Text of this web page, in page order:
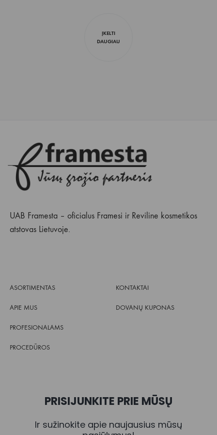
ĮKELTI
DAUGIAU
UAB Framesta – oficialus Framesi ir Reviline kosmetikos
atstovas Lietuvoje.
ASORTIMENTAS
APIE MUS
PROFESIONALAMS
PROCEDŪROS
KONTAKTAI
DOVANŲ KUPONAS
PRISIJUNKITE PRIE MŪSŲ
Ir sužinokite apie naujausius mūsų